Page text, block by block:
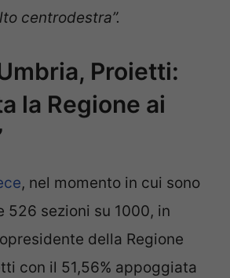
centrodestra”.
Proietti:
la Regione ai
, nel momento in cui sono
526 sezioni su 1000, in
della Regione
con il 51,56% appoggiata